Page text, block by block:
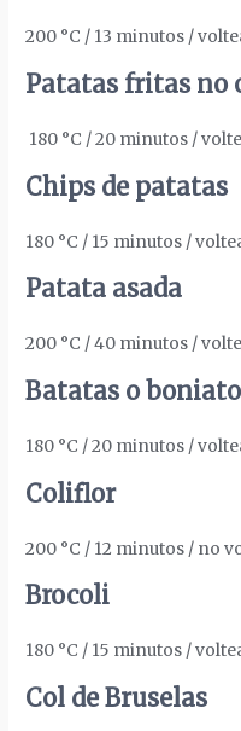
200 °C / 13 minutos /
Patatas fritas no
180 °C / 20 minutos /
Chips de patatas
180 °C / 15 minutos /
Patata asada
200 °C / 40 minutos /
Batatas o
180 °C / 20 minutos /
Coliflor
200 °C / 12 minutos / no
Brocoli
180 °C / 15 minutos /
Col de Bruselas